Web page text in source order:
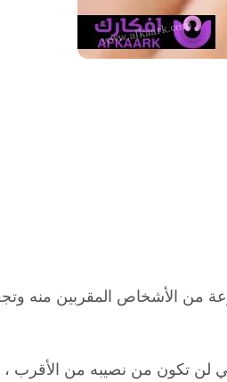
من الأشخاص المقربين منه
لن تكون من نصيبه من الأقرب